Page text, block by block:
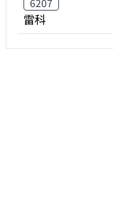
雷科